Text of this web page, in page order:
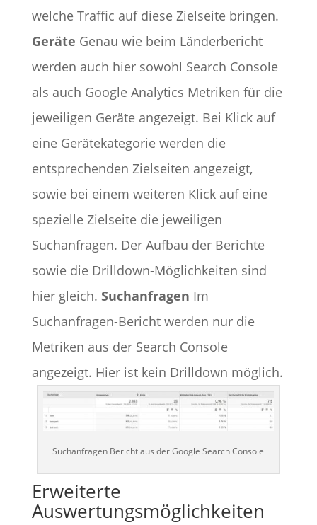
welche Traffic auf diese Zielseite bringen.
Geräte Genau wie beim Länderbericht
werden auch hier sowohl Search Console
als auch Google Analytics Metriken für die
jeweiligen Geräte angezeigt. Bei Klick auf
eine Gerätekategorie werden die
entsprechenden Zielseiten angezeigt,
sowie bei einem weiteren Klick auf eine
spezielle Zielseite die jeweiligen
Suchanfragen. Der Aufbau der Berichte
sowie die Drilldown-Möglichkeiten sind
hier gleich. Suchanfragen Im
Suchanfragen-Bericht werden nur die
Metriken aus der Search Console
angezeigt. Hier ist kein Drilldown möglich.
Suchanfragen Bericht aus der Google Search Console
Erweiterte
Auswertungsmöglichkeiten